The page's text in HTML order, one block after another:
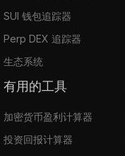
SUI 钱包追踪器
Perp DEX 追踪器
生态系统
有用的工具
加密货币盈利计算器
投资回报计算器